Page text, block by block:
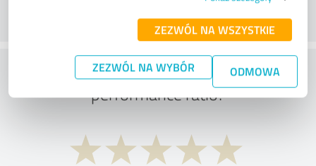
ZEZWÓL NA WSZYSTKIE
ZEZWÓL NA WYBÓR ODMOWA
What do you think of the price to
performance ratio?